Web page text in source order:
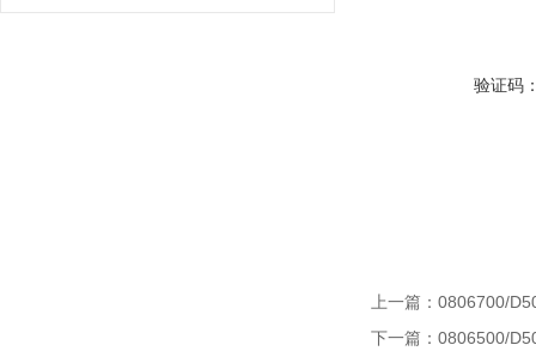
验证码
上一篇： 0806700/
下一篇： 0806500/